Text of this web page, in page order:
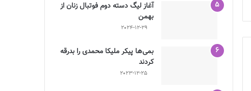
آغاز لیگ دسته دوم فوتبال زنان از
بهمن
2024-12-29
بمی‌ها پیکر ملیکا محمدی را بدرقه
کردند
2023-12-25